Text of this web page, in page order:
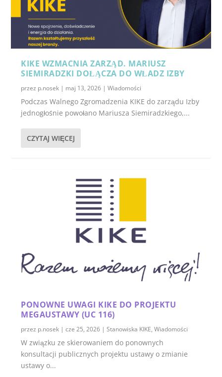
KIKE WZMACNIA ZARZĄD. MARIUSZ
SIEMIRADZKI DOŁĄCZA DO WŁADZ IZBY
przez p.nosek | maj 13, 2026 |Wiadomości
Podczas Walnego Zgromadzenia KIKE do zarządu Izby
jednogłośnie powołano Mariusza Siemiradzkiego,...
CZYTAJ WIĘCEJ
PONOWNE UWAGI KIKE DO PROJEKTU
MEGAUSTAWY (UC 116)
przez p.nosek |cze 25, 2026 |Stanowiska KIKE,Wiadomości
W związku ze skierowaniem do ponownych
konsultacji publicznych projektu ustawy o zmianie
ustawy o...